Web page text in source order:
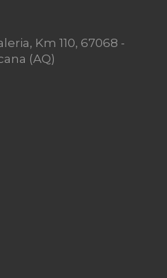
Km 110, 67068 -
(AQ)